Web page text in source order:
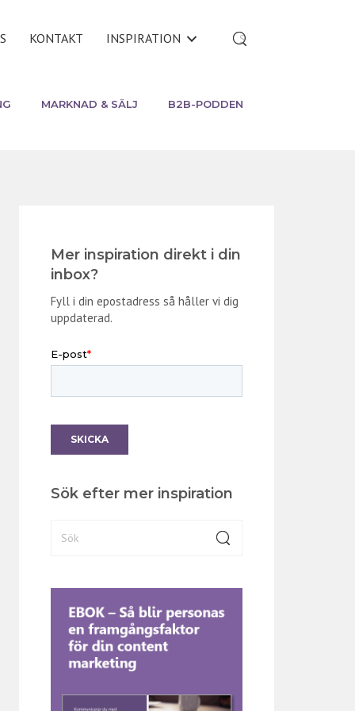
KONTAKT INSPIRATION
MARKNAD & SÄLJ B2B-PODDEN
Mer inspiration direkt i din
inbox?
Fyll i din epostadress så håller vi dig
uppdaterad.
Sök efter mer inspiration